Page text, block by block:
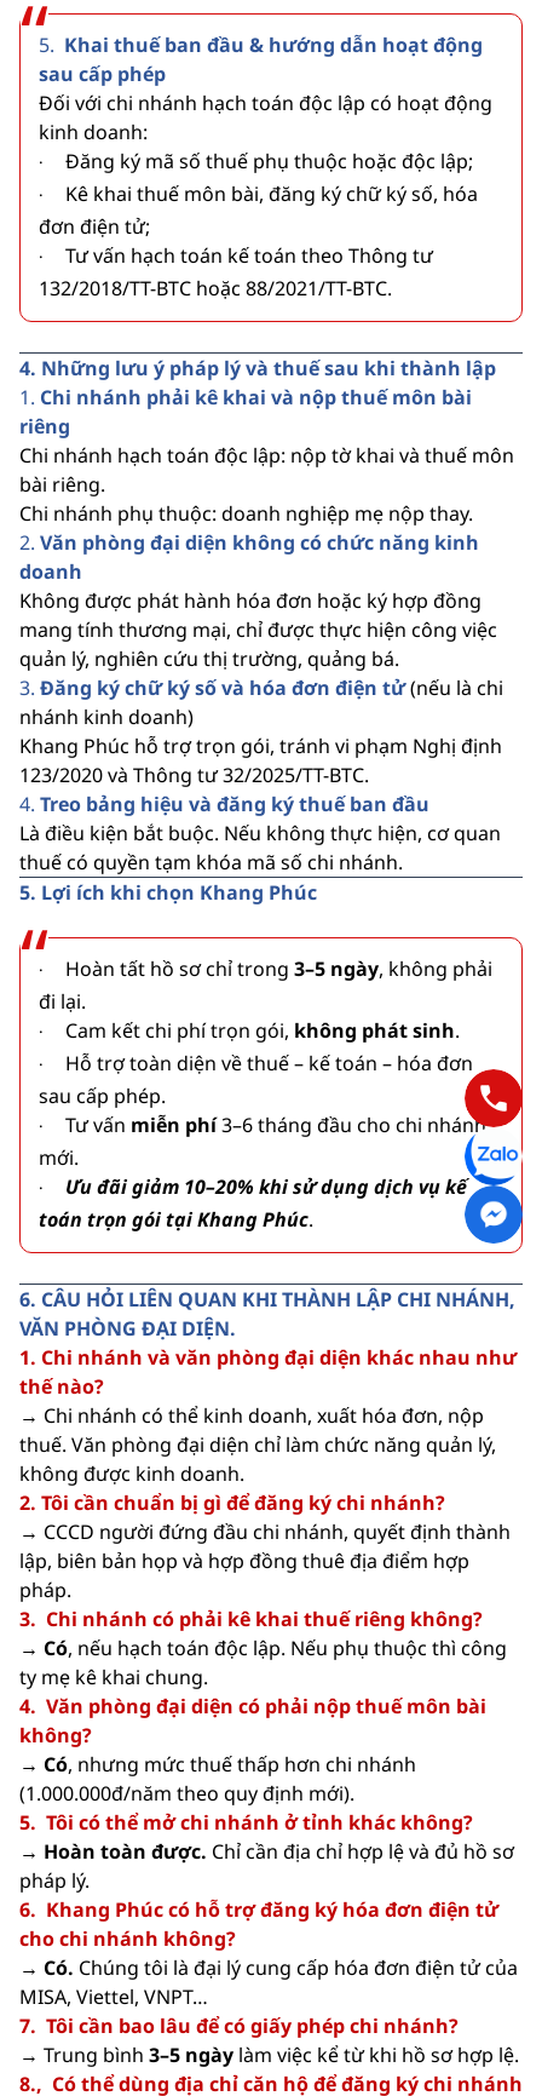
5. Khai thuế ban đầu & hướng dẫn hoạt động
sau cấp phép
Đối với chi nhánh hạch toán độc lập có hoạt động
kinh doanh:
· Đăng ký mã số thuế phụ thuộc hoặc độc lập;
·
Kê khai thuế môn bài, đăng ký chữ ký số, hóa
đơn điện tử;
·
Tư vấn hạch toán kế toán theo Thông tư
132/2018/TT-BTC hoặc 88/2021/TT-BTC.
4. Những lưu ý pháp lý và thuế sau khi thành lập
1. Chi nhánh phải kê khai và nộp thuế môn bài
riêng
Chi nhánh hạch toán độc lập: nộp tờ khai và thuế môn
bài riêng.
Chi nhánh phụ thuộc: doanh nghiệp mẹ nộp thay.
2. Văn phòng đại diện không có chức năng kinh
doanh
Không được phát hành hóa đơn hoặc ký hợp đồng
mang tính thương mại, chỉ được thực hiện công việc
quản lý, nghiên cứu thị trường, quảng bá.
3. Đăng ký chữ ký số và hóa đơn điện tử(nếu là chi
nhánh kinh doanh)
Khang Phúc hỗ trợ trọn gói, tránh vi phạm Nghị định
123/2020 và Thông tư 32/2025/TT-BTC.
4. Treo bảng hiệu và đăng ký thuế ban đầu
Là điều kiện bắt buộc. Nếu không thực hiện, cơ quan
thuế có quyền tạm khóa mã số chi nhánh.
5. Lợi ích khi chọn Khang Phúc
· Hoàn tất hồ sơ chỉ trong 3–5 ngày, không phải
đi lại.
· Cam kết chi phí trọn gói, không phát sinh.
·
Hỗ trợ toàn diện về thuế – kế toán – hóa đơn
sau cấp phép.
· Tư vấn miễn phí3–6 tháng đầu cho chi nhánh
mới.
·
Ưu đãi giảm 10–20% khi sử dụng dịch vụ kế
toán trọn gói tại Khang Phúc.
6. CÂU HỎI LIÊN QUAN KHI THÀNH LẬP CHI NHÁNH,
VĂN PHÒNG ĐẠI DIỆN.
1. Chi nhánh và văn phòng đại diện khác nhau như
thế nào?
→ Chi nhánh có thể kinh doanh, xuất hóa đơn, nộp
thuế. Văn phòng đại diện chỉ làm chức năng quản lý,
không được kinh doanh.
2. Tôi cần chuẩn bị gì để đăng ký chi nhánh?
→ CCCD người đứng đầu chi nhánh, quyết định thành
lập, biên bản họp và hợp đồng thuê địa điểm hợp
pháp.
3. Chi nhánh có phải kê khai thuế riêng không?
→ Có, nếu hạch toán độc lập. Nếu phụ thuộc thì công
ty mẹ kê khai chung.
4. Văn phòng đại diện có phải nộp thuế môn bài
không?
→ Có, nhưng mức thuế thấp hơn chi nhánh
(1.000.000đ/năm theo quy định mới).
5. Tôi có thể mở chi nhánh ở tỉnh khác không?
→ Hoàn toàn được. Chỉ cần địa chỉ hợp lệ và đủ hồ sơ
pháp lý.
6. Khang Phúc có hỗ trợ đăng ký hóa đơn điện tử
cho chi nhánh không?
→ Có. Chúng tôi là đại lý cung cấp hóa đơn điện tử của
MISA, Viettel, VNPT…
7. Tôi cần bao lâu để có giấy phép chi nhánh?
→ Trung bình 3–5 ngày làm việc kể từ khi hồ sơ hợp lệ.
8., Có thể dùng địa chỉ căn hộ để đăng ký chi nhánh